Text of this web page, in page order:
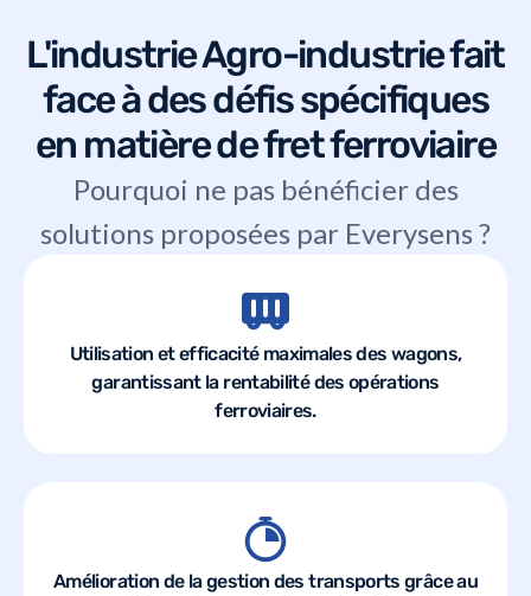
L'industrieAgro-industriefait
face à des défis spécifiques
en matière de fret ferroviaire
Pourquoi ne pas bénéficier des
solutions proposées par Everysens ?
Utilisation et efficacité maximales des wagons,
garantissant la rentabilité des opérations
ferroviaires.
Amélioration de la gestion des transports grâce au